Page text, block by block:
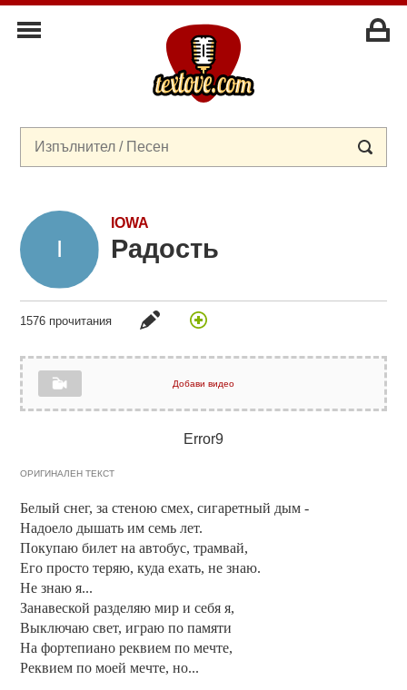
IOWA
Радость
1576 прочитания
Добави видео
Error9
ОРИГИНАЛЕН ТЕКСТ
Белый снег, за стеною смех, сигаретный дым -
Надоело дышать им семь лет.
Покупаю билет на автобус, трамвай,
Его просто теряю, куда ехать, не знаю.
Не знаю я...
Занавеской разделяю мир и себя я,
Выключаю свет, играю по памяти
На фортепиано реквием по мечте,
Реквием по моей мечте, но...